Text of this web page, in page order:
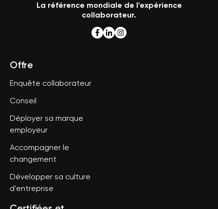
La référence mondiale de l'expérience
collaborateur.
Offre
Enquête collaborateur
Conseil
Déployer sa marque
employeur
Accompagner le
changement
Développer sa culture
d'entreprise